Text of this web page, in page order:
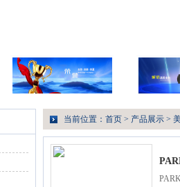
当前位置： 首页 > 产品展示 >